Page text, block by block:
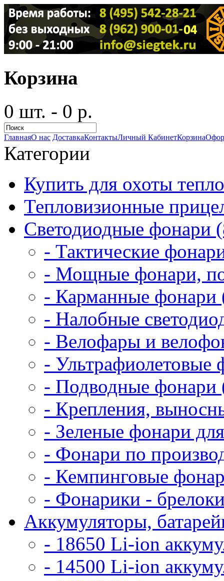
Корзина
0 шт. - 0 р.
ГлавнаяО нас ДоставкаКонтактыЛичный КабинетКорзина
Категории
Купить для охоты
Тепловизионные
Светодиодные фонари
- Тактические
- Мощные фонари,
- Карманные фонари
- Налобные
- Велофары и
- Ультрафиолетовые
- Подводные фонари
- Крепления,
- Зеленые фонари
- Фонари по
- Кемпинговые
- Фонарики -
Аккумуляторы,
- 18650 Li-ion
- 14500 Li-ion